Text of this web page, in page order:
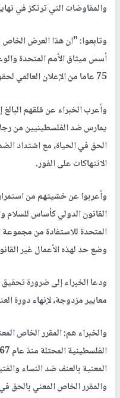
والمفاوضات التي ترتكز في
وتابعوا: "ان هذا العرض الخاص
أسس ميثاق الأمم المتحدة
75 عاما من الإعلان العالمي لحقوق الإنسان".
وأعرب الخبراء عن قلقهم
يمارس ضد الفلسطينيين من
الحق في الحياة، مع اشتداد
الانتهاكات على الفور.
وأعربوا عن خشيتهم من
القانون الدولي كأساس للسلام
المتحدة للاستفادة من مجموعة
وضع حد لهذه الأعمال غير
ودعا الخبراء إلى ضرورة تحقيق
معايير مزدوجة، لإنهاء دورة
والخبراء هم: المقرر الخاص
المعنية بالعنف ضد النساء
والمقرر الخاص المعني بالحق